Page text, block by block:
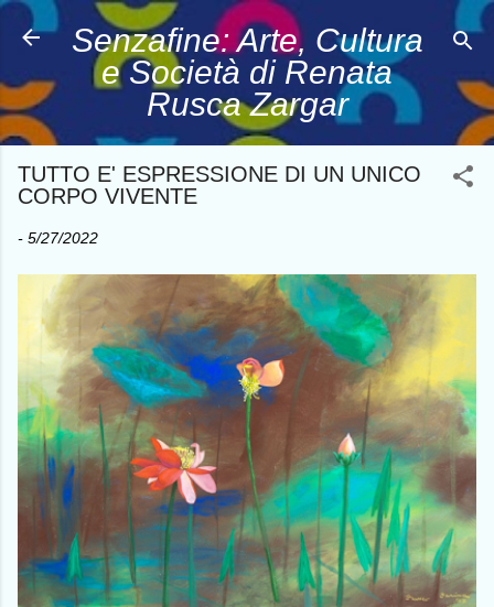
Passa ai contenuti principali
Senzafine: Arte, Cultura
e Società di Renata
Rusca Zargar
TUTTO E' ESPRESSIONE DI UN UNICO
CORPO VIVENTE
- 5/27/2022